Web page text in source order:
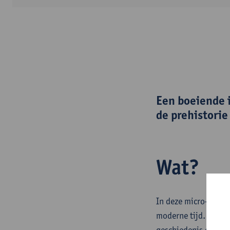
Een
de
Wat?
In deze micro-
moderne tijd.